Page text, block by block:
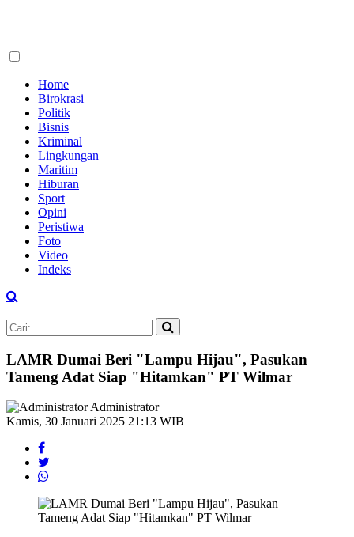
Home
Birokrasi
Politik
Bisnis
Kriminal
Lingkungan
Maritim
Hiburan
Sport
Opini
Peristiwa
Foto
Video
Indeks
LAMR Dumai Beri "Lampu Hijau", Pasukan
Tameng Adat Siap "Hitamkan" PT Wilmar
Administrator
Kamis, 30 Januari 2025 21:13 WIB